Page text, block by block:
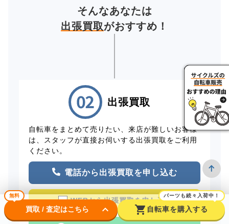
そんなあなたは
出張買取がおすすめ！
出張買取
自転車をまとめて売りたい、来店が難しいお客様
は、スタッフが直接お伺いする出張買取をご利用
ください。
電話から出張買取を申し込む
WEBから出張買取を申し込む
無料
買取 / 査定はこちら keyboard_arrow_down shopping_cart
パーツも続々入荷中！
自転車を購入する